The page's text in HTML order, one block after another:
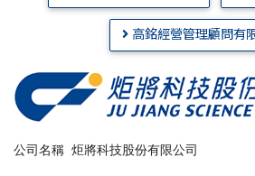
高銘經營管理顧問有
公司名稱 炬將科技股份有限公司